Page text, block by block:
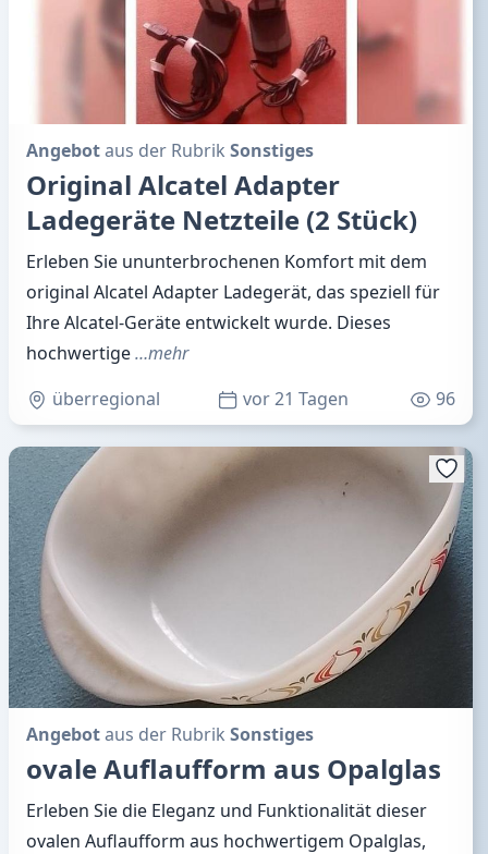
Angebotaus der Rubrik Sonstiges
Original Alcatel Adapter
Ladegeräte Netzteile (2 Stück)
Erleben Sie ununterbrochenen Komfort mit dem
original Alcatel Adapter Ladegerät, das speziell für
Ihre Alcatel-Geräte entwickelt wurde. Dieses
hochwertige…mehr
überregional
vor 21 Tagen 96
Angebotaus der Rubrik Sonstiges
ovale Auflaufform aus Opalglas
Erleben Sie die Eleganz und Funktionalität dieser
ovalen Auflaufform aus hochwertigem Opalglas,